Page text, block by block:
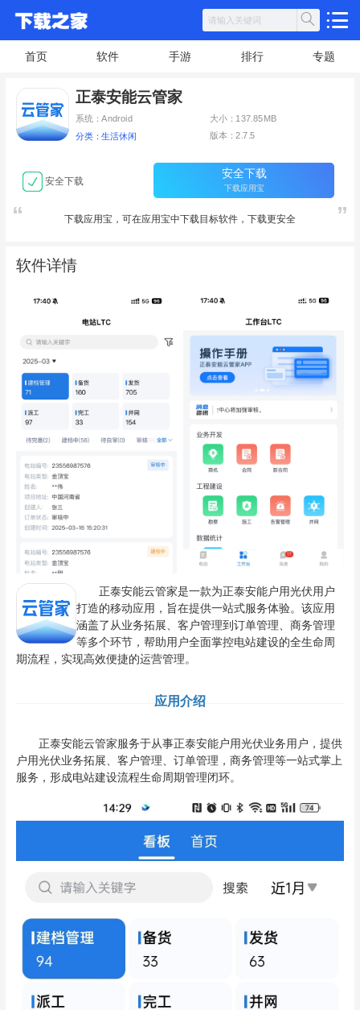
首页 软件 手游 排行 专题
正泰安能云管家
系统：Android 大小：137.85MB
分类：生活休闲 版本：2.7.5
安全下载
安全下载
下载应用宝
下载应用宝，可在应用宝中下载目标软件，下载更安全
软件详情
正泰安能云管家是一款为正泰安能户用光伏用户
打造的移动应用，旨在提供一站式服务体验。该应用
涵盖了从业务拓展、客户管理到订单管理、商务管理
等多个环节，帮助用户全面掌控电站建设的全生命周
期流程，实现高效便捷的运营管理。
应用介绍
正泰安能云管家服务于从事正泰安能户用光伏业务用户，提供
户用光伏业务拓展、客户管理、订单管理，商务管理等一站式掌上
服务，形成电站建设流程生命周期管理闭环。